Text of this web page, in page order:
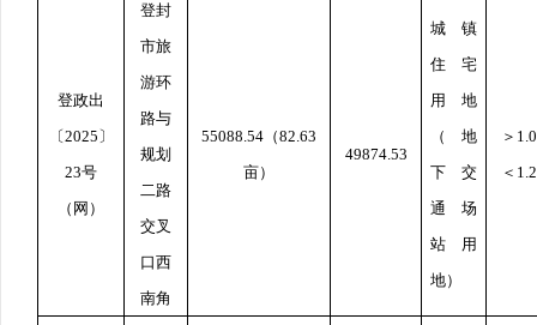
登政出
〔2025 〕
23号
（网）
登封
市旅
游环
路与
规划
二路
交叉
口西
南角
55088.54 （82.63
亩）
49874.53
城镇
住宅
用地
（地
下交
通场
站用
地）
＞ 1.0
＜ 1.2